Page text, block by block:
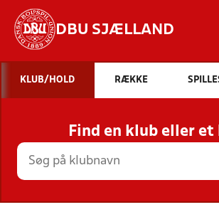
DBU SJÆLLAND
Hvad
INDHOLD
STILLINGER, RESULTATER,
HOLD
KLUB/HOLD RÆKKE
Find en klub eller et